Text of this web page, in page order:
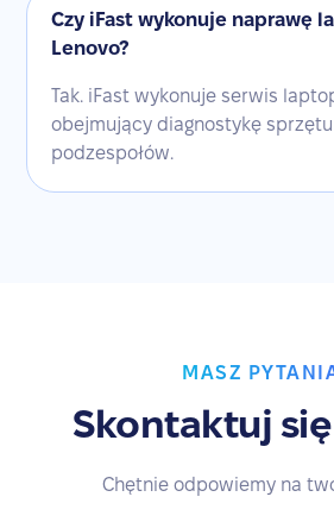
Czy iFast wykonuje naprawę
Lenovo?
Tak. iFast wykonuje serwis
obejmujący diagnostykę
podzespołów.
MASZ
Skontaktuj
Chętnie odpowiemy na